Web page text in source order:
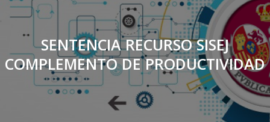
'
SENTENCIA RECURSO SISEJ
COMPLEMENTO DE PRODUCTIVIDAD